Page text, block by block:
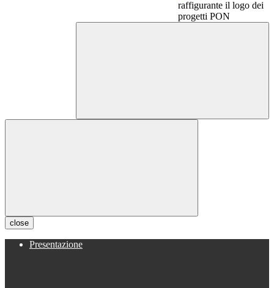
close
Presentazione